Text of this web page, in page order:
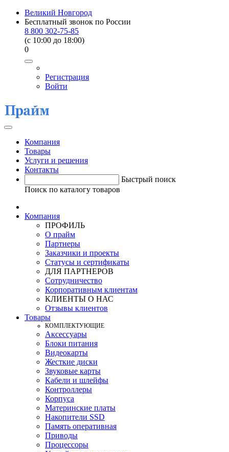
Великий Новгород
Бесплатный звонок по России
8 800 302-75-85
(c 10:00 до 18:00)
0
Регистрация
Войти
Компания
Товары
Услуги и решения
Контакты
Быстрый поиск
Поиск по каталогу товаров
Компания
ПРОФИЛЬ
О прайм
Партнеры
Заказчики и проекты
Статусы и сертификаты
ДЛЯ ПАРТНЕРОВ
Сотрудничество
Корпоративным клиентам
КЛИЕНТЫ О НАС
Отзывы клиентов
Товары
КOМПЛЕКТУЮЩИЕ
Аксессуары
Блоки питания
Видеокарты
Жесткие диски
Звуковые карты
Кабели и шлейфы
Контроллеры
Корпуса
Материнские платы
Накопители SSD
Память оперативная
Приводы
Процессоры